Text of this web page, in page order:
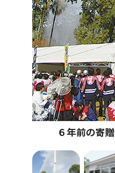
６年前の寄